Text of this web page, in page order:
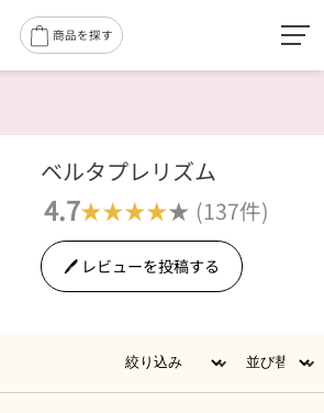
商品を探す
ベルタプレリズム
4.7★★★★★ (137件)
🖊 レビューを投稿する